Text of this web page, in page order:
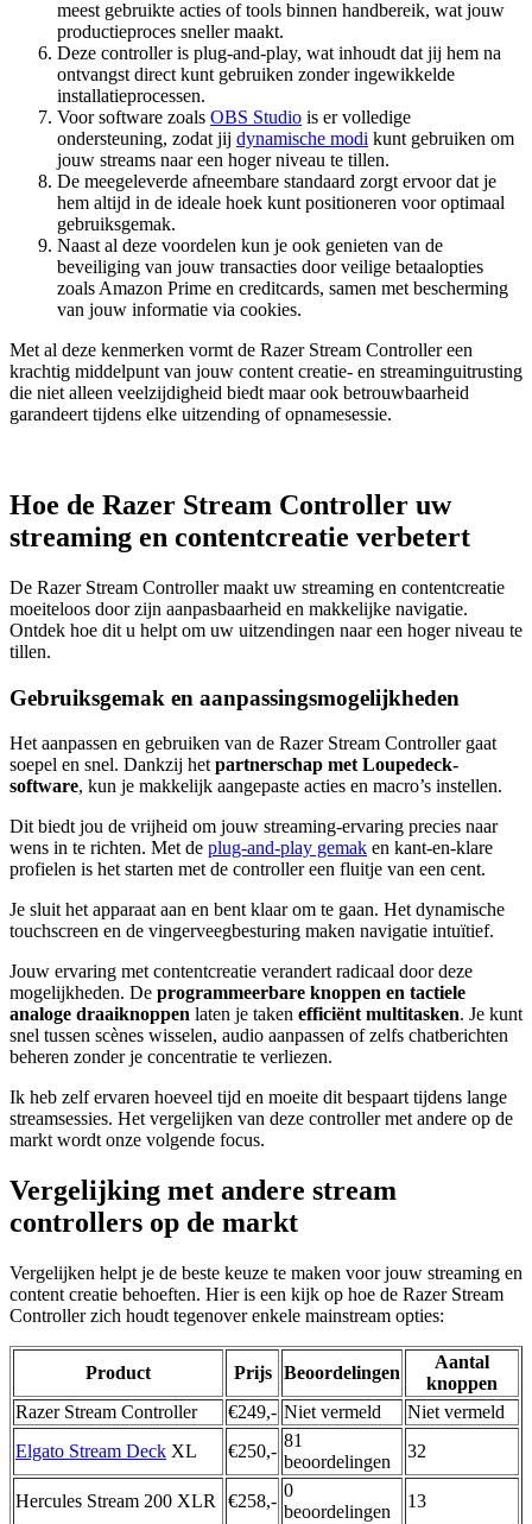
meest gebruikte acties of tools binnen handbereik, wat jouw
productieproces sneller maakt.
Deze controller is plug-and-play, wat inhoudt dat jij hem na
ontvangst direct kunt gebruiken zonder ingewikkelde
installatieprocessen.
Voor software zoals OBS Studio is er volledige
ondersteuning, zodat jij dynamische modi kunt gebruiken om
jouw streams naar een hoger niveau te tillen.
De meegeleverde afneembare standaard zorgt ervoor dat je
hem altijd in de ideale hoek kunt positioneren voor optimaal
gebruiksgemak.
Naast al deze voordelen kun je ook genieten van de
beveiliging van jouw transacties door veilige betaalopties
zoals Amazon Prime en creditcards, samen met bescherming
van jouw informatie via cookies.
Met al deze kenmerken vormt de Razer Stream Controller een
krachtig middelpunt van jouw content creatie- en streaminguitrusting
die niet alleen veelzijdigheid biedt maar ook betrouwbaarheid
garandeert tijdens elke uitzending of opnamesessie.
Hoe de Razer Stream Controller uw
streaming en contentcreatie verbetert
De Razer Stream Controller maakt uw streaming en contentcreatie
moeiteloos door zijn aanpasbaarheid en makkelijke navigatie.
Ontdek hoe dit u helpt om uw uitzendingen naar een hoger niveau te
tillen.
Gebruiksgemak en aanpassingsmogelijkheden
Het aanpassen en gebruiken van de Razer Stream Controller gaat
soepel en snel. Dankzij het partnerschap met Loupedeck-
software, kun je makkelijk aangepaste acties en macro’s instellen.
Dit biedt jou de vrijheid om jouw streaming-ervaring precies naar
wens in te richten. Met de plug-and-play gemak en kant-en-klare
profielen is het starten met de controller een fluitje van een cent.
Je sluit het apparaat aan en bent klaar om te gaan. Het dynamische
touchscreen en de vingerveegbesturing maken navigatie intuïtief.
Jouw ervaring met contentcreatie verandert radicaal door deze
mogelijkheden. De programmeerbare knoppen en tactiele
analoge draaiknoppen laten je taken efficiënt multitasken. Je kunt
snel tussen scènes wisselen, audio aanpassen of zelfs chatberichten
beheren zonder je concentratie te verliezen.
Ik heb zelf ervaren hoeveel tijd en moeite dit bespaart tijdens lange
streamsessies. Het vergelijken van deze controller met andere op de
markt wordt onze volgende focus.
Vergelijking met andere stream
controllers op de markt
Vergelijken helpt je de beste keuze te maken voor jouw streaming en
content creatie behoeften. Hier is een kijk op hoe de Razer Stream
Controller zich houdt tegenover enkele mainstream opties:
Product Prijs Beoordelingen
Aantal
knoppen
Razer Stream Controller
€249,- Niet vermeld
Niet vermeld
Elgato Stream Deck XL €250,-
81
beoordelingen
32
Hercules Stream 200 XLR €258,-
0
beoordelingen
13